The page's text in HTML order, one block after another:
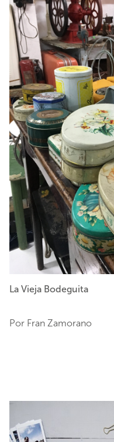
La Vieja Bodeguita
Por Fran Zamorano